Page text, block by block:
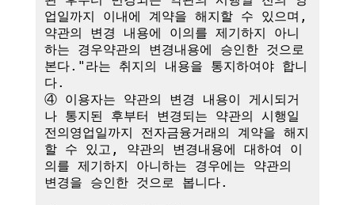
업일까지 이내에 계약을 해지할 수 있으며,
약관의 변경 내용에 이의를 제기하지 아니
하는 경우약관의 변경내용에 승인한 것으로
본다."라는 취지의 내용을 통지하여야 합니
다.
④ 이용자는 약관의 변경 내용이 게시되거
나 통지된 후부터 변경되는 약관의 시행일
전의영업일까지 전자금융거래의 계약을 해지
할 수 있고, 약관의 변경내용에 대하여 이
의를 제기하지 아니하는 경우에는 약관의
변경을 승인한 것으로 봅니다.